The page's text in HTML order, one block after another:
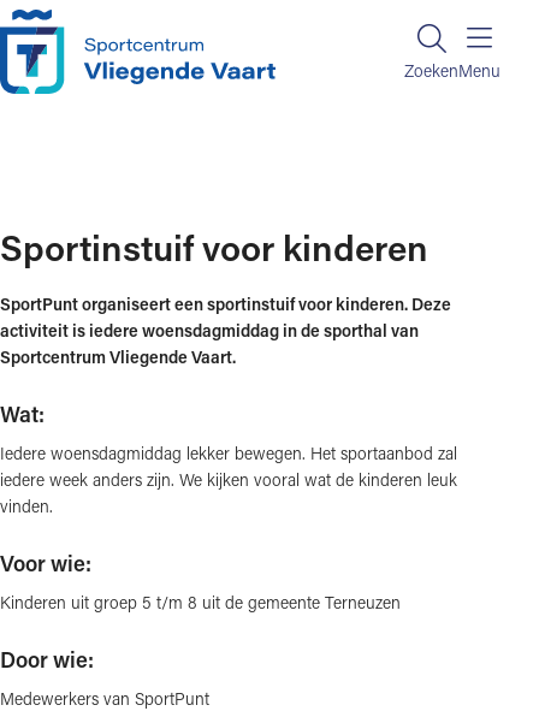
Ga naar de inhoud
ZoekenZoeken
Menu
Sportinstuif voor kinderen
SportPunt organiseert een sportinstuif voor kinderen. Deze
activiteit is iedere woensdagmiddag in de sporthal van
Sportcentrum Vliegende Vaart.
Wat:
Iedere woensdagmiddag lekker bewegen. Het sportaanbod zal
iedere week anders zijn. We kijken vooral wat de kinderen leuk
vinden.
Voor wie:
Kinderen uit groep 5 t/m 8 uit de gemeente Terneuzen
Door wie:
Medewerkers van SportPunt